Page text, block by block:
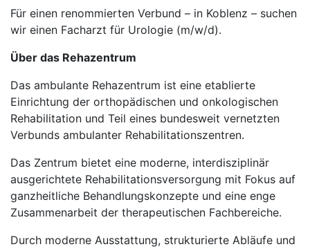
Für einen renommierten Verbund – in Koblenz – suchen
wir einen Facharzt für Urologie (m/w/d).
Über das Rehazentrum
Das ambulante Rehazentrum ist eine etablierte
Einrichtung der orthopädischen und onkologischen
Rehabilitation und Teil eines bundesweit vernetzten
Verbunds ambulanter Rehabilitationszentren.
Das Zentrum bietet eine moderne, interdisziplinär
ausgerichtete Rehabilitationsversorgung mit Fokus auf
ganzheitliche Behandlungskonzepte und eine enge
Zusammenarbeit der therapeutischen Fachbereiche.
Durch moderne Ausstattung, strukturierte Abläufe und